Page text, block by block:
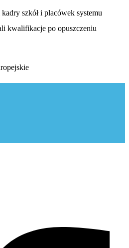
szkół i placówek systemu
kwalifikacje po opuszczeniu